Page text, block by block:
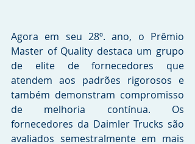
Agora em seu 28º. ano, o Prêmio
Master of Quality destaca um grupo
de elite de fornecedores que
atendem aos padrões rigorosos e
também demonstram compromisso
de melhoria contínua. Os
fornecedores da Daimler Trucks são
avaliados semestralmente em mais